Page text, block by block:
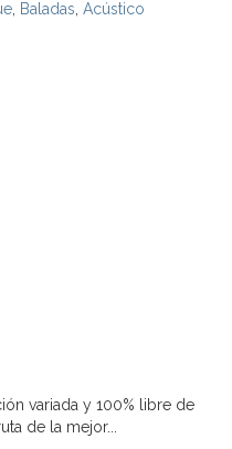
Baladas Acústico
variada y 100% libre de
de la mejor...